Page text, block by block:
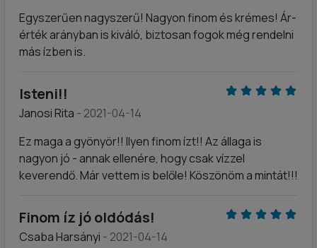
Egyszerűen nagyszerű! Nagyon finom és krémes! Ár-
érték arányban is kiváló, biztosan fogok még rendelni
más ízben is.
Isteni!!
Janosi Rita - 2021-04-14
Ez maga a gyönyör!! Ilyen finom ízt!! Az állaga is
nagyon jó - annak ellenére, hogy csak vízzel
keverendő. Már vettem is belőle! Köszönöm a mintát!!!
Finom íz jó oldódás!
Csaba Harsányi - 2021-04-14